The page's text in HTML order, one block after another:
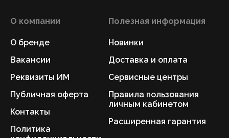
О компании
О бренде
Вакансии
Реквизиты ИМ
Публичная оферта
Контакты
Политика
Полезная информация
Новинки
Доставка и оплата
Сервисные центры
Правила пользования
личным кабинетом
Расширенная гарантия